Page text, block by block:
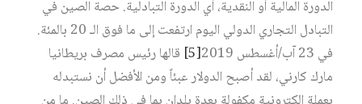
الدورة المالية أو النقدية، أي الدورة التبادلية. حصة الصين في
التبادل التجاري الدولي اليوم ارتفعت إلى ما فوق الـ 20 بالمئة.
في 23 آب/أغسطس 2019‏
[5]
قالها رئيس مصرف بريطانيا
مارك كارني، لقد أصبح الدولار عبئاً ومن الأفضل أن نستبدله